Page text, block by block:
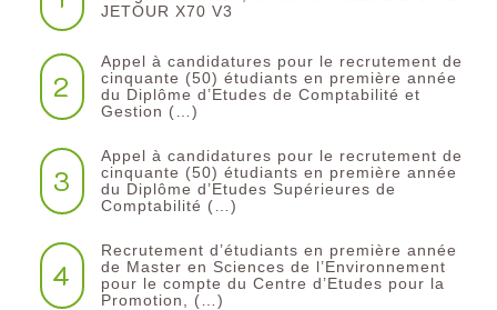
JETOUR X70 V3
2
Appel à candidatures pour le recrutement de
cinquante (50) étudiants en première année
du Diplôme d’Etudes de Comptabilité et
Gestion (…)
3
Appel à candidatures pour le recrutement de
cinquante (50) étudiants en première année
du Diplôme d’Etudes Supérieures de
Comptabilité (…)
4
Recrutement d’étudiants en première année
de Master en Sciences de l’Environnement
pour le compte du Centre d’Etudes pour la
Promotion, (…)